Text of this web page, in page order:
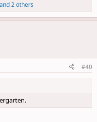
and 2 others
#40